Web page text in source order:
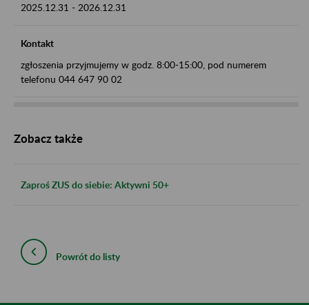
2025.12.31 - 2026.12.31
Kontakt
zgłoszenia przyjmujemy w godz. 8:00-15:00, pod numerem
telefonu 044 647 90 02
Zobacz także
Zaproś ZUS do siebie: Aktywni 50+
Powrót do listy